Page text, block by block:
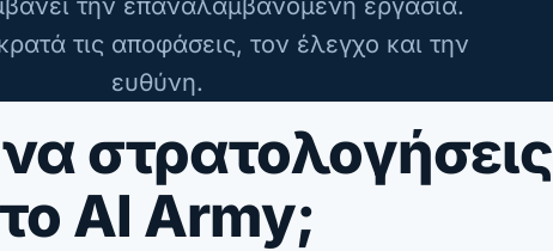
τις αποφάσεις, τον έλεγχο και την
ευθύνη.
στρατολογήσεις
το AI Army;